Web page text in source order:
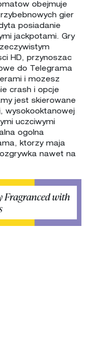
obejmuje
gier
posiadanie
jackpotami. Gry
HD, przynoszac
do Telegrama
i mozesz
crash i opcje
jest skierowane
wysokooktanowej
uczciwymi
ogolna
ktorzy maja
nawet na
with